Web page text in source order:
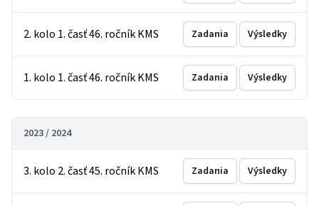
2. kolo 1. časť 46. ročník KMS Zadania Výsledky
1. kolo 1. časť 46. ročník KMS Zadania Výsledky
2023 / 2024
3. kolo 2. časť 45. ročník KMS Zadania Výsledky